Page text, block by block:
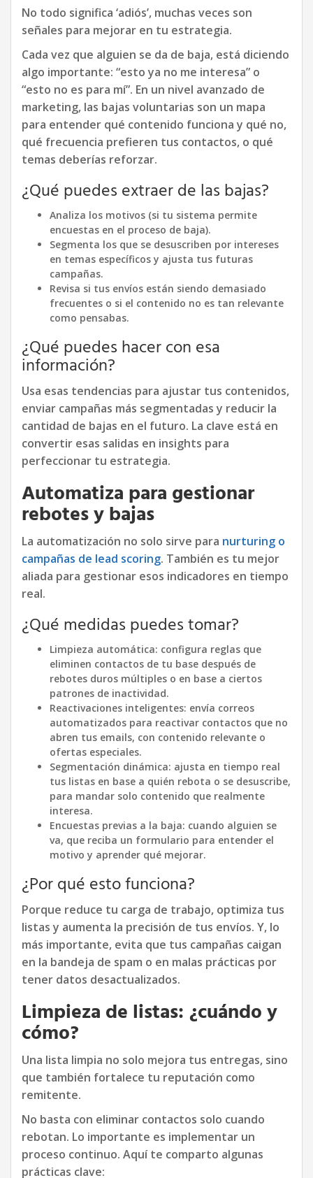
No todo significa ‘adiós’, muchas veces son
señales para mejorar en tu estrategia.
Cada vez que alguien se da de baja, está diciendo
algo importante: “esto ya no me interesa” o
“esto no es para mí”. En un nivel avanzado de
marketing, las bajas voluntarias son un mapa
para entender qué contenido funciona y qué no,
qué frecuencia prefieren tus contactos, o qué
temas deberías reforzar.
¿Qué puedes extraer de las bajas?
Analiza los motivos (si tu sistema permite
encuestas en el proceso de baja).
Segmenta los que se desuscriben por intereses
en temas específicos y ajusta tus futuras
campañas.
Revisa si tus envíos están siendo demasiado
frecuentes o si el contenido no es tan relevante
como pensabas.
¿Qué puedes hacer con esa
información?
Usa esas tendencias para ajustar tus contenidos,
enviar campañas más segmentadas y reducir la
cantidad de bajas en el futuro. La clave está en
convertir esas salidas en insights para
perfeccionar tu estrategia.
Automatiza para gestionar
rebotes y bajas
La automatización no solo sirve para nurturing o
campañas de lead scoring. También es tu mejor
aliada para gestionar esos indicadores en tiempo
real.
¿Qué medidas puedes tomar?
Limpieza automática: configura reglas que
eliminen contactos de tu base después de
rebotes duros múltiples o en base a ciertos
patrones de inactividad.
Reactivaciones inteligentes: envía correos
automatizados para reactivar contactos que no
abren tus emails, con contenido relevante o
ofertas especiales.
Segmentación dinámica: ajusta en tiempo real
tus listas en base a quién rebota o se desuscribe,
para mandar solo contenido que realmente
interesa.
Encuestas previas a la baja: cuando alguien se
va, que reciba un formulario para entender el
motivo y aprender qué mejorar.
¿Por qué esto funciona?
Porque reduce tu carga de trabajo, optimiza tus
listas y aumenta la precisión de tus envíos. Y, lo
más importante, evita que tus campañas caigan
en la bandeja de spam o en malas prácticas por
tener datos desactualizados.
Limpieza de listas: ¿cuándo y
cómo?
Una lista limpia no solo mejora tus entregas, sino
que también fortalece tu reputación como
remitente.
No basta con eliminar contactos solo cuando
rebotan. Lo importante es implementar un
proceso continuo. Aquí te comparto algunas
prácticas clave: